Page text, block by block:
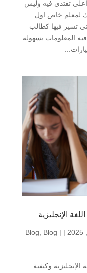
تقتدي فيه وليس
لمعلم خاص اول
تسير فيها كطالب
المعلومات بسهولة
الإنجليزية
|
Blog, Blog |
وكيفية